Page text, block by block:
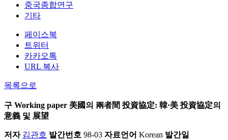
중국종합연구
기타
페이스북
트위터
카카오톡
URL 복사
목록으로
구 Working paper 美國의 兩者間 投資協定: 韓·美 投資協定의
意義 및 展望
저자 김관호 발간번호 98-03 자료언어 Korean 발간일